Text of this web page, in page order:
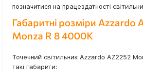
позначитися на працездатності
Габаритні розміри Azzardo
Monza R 8 4000K
Точечний світильник Azzardo AZ2252
такі габарити: